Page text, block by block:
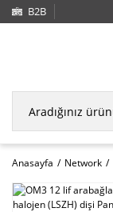
B2B
Anasayfa Network